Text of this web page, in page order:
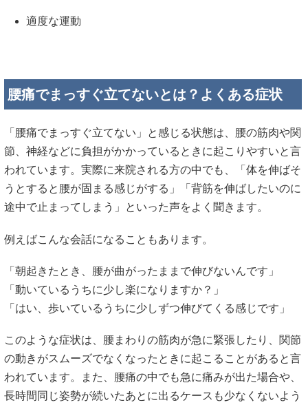
適度な運動
腰痛でまっすぐ立てないとは？よくある症状
「腰痛でまっすぐ立てない」と感じる状態は、腰の筋肉や関
節、神経などに負担がかかっているときに起こりやすいと言
われています。実際に来院される方の中でも、「体を伸ばそ
うとすると腰が固まる感じがする」「背筋を伸ばしたいのに
途中で止まってしまう」といった声をよく聞きます。
例えばこんな会話になることもあります。
「朝起きたとき、腰が曲がったままで伸びないんです」
「動いているうちに少し楽になりますか？」
「はい、歩いているうちに少しずつ伸びてくる感じです」
このような症状は、腰まわりの筋肉が急に緊張したり、関節
の動きがスムーズでなくなったときに起こることがあると言
われています。また、腰痛の中でも急に痛みが出た場合や、
長時間同じ姿勢が続いたあとに出るケースも少なくないよう